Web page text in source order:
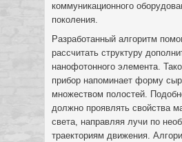
коммуникационного
поколения.
Разработанный алгоритм
рассчитать структуру
нанофотонного элемента.
прибор напоминает форму
множеством полостей.
должно проявлять свойства
света, направляя лучи по
траекториям движения.